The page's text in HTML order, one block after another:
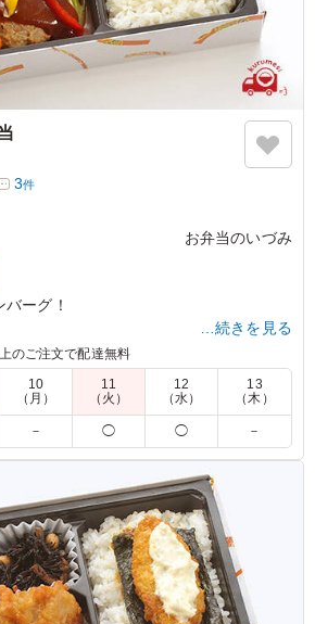
3件
お弁当のいづみ
ーグ！
そうで、子どもたちにも大変好評でし
年代ですが、食べ残しも無くすべて食
した。大人の目から見ても、見た目が
ツ›大会
原町2026/01/21
…続きを見る
のご注文で配達無料
10
（月）
11
（火）
12
（水）
13
（木）
－ ◯ ◯ －